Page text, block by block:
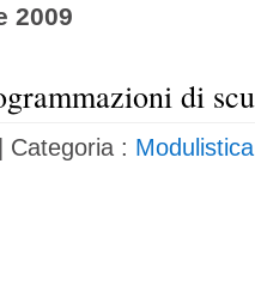
2009
di
Categoria :